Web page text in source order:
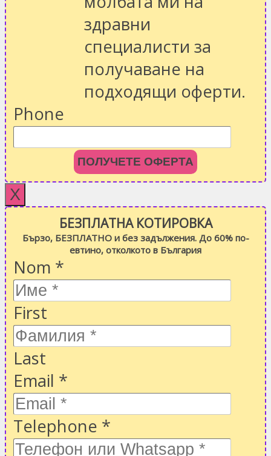
здравни
специалисти за
получаване на
подходящи оферти.
Phone
ПОЛУЧЕТЕ ОФЕРТА
X
БЕЗПЛАТНА КОТИРОВКА
Бързо, БЕЗПЛАТНО и без задължения. До 60% по-
евтино, отколкото в България
Nom *
First
Last
Email *
Telephone *